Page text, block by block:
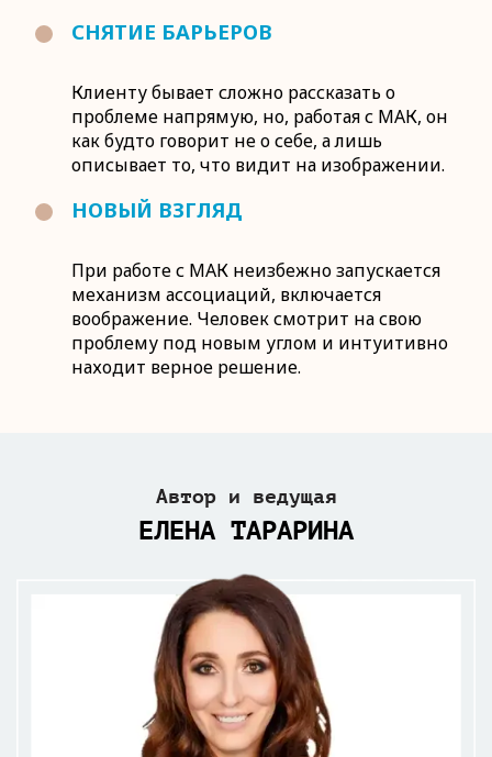
СНЯТИЕ БАРЬЕРОВ
Клиенту бывает сложно рассказать о
проблеме напрямую, но, работая с МАК, он
как будто говорит не о себе, а лишь
описывает то, что видит на изображении.
НОВЫЙ ВЗГЛЯД
При работе с МАК неизбежно запускается
механизм ассоциаций, включается
воображение. Человек смотрит на свою
проблему под новым углом и интуитивно
находит верное решение.
Автор и ведущая
ЕЛЕНА ТАРАРИНА